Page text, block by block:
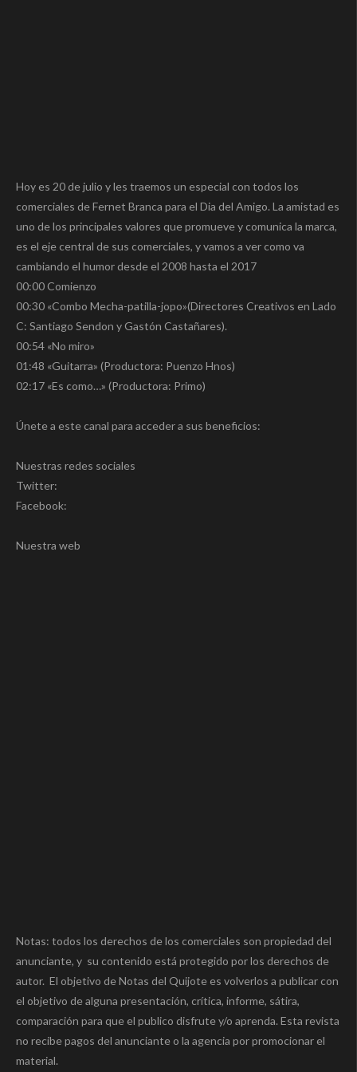
Hoy es 20 de julio y les traemos un especial con todos los
comerciales de Fernet Branca para el Dia del Amigo. La amistad es
uno de los principales valores que promueve y comunica la marca,
es el eje central de sus comerciales, y vamos a ver como va
cambiando el humor desde el 2008 hasta el 2017
00:00 Comienzo
00:30 «Combo Mecha-patilla-jopo»(Directores Creativos en Lado
C: Santiago Sendon y Gastón Castañares).
00:54 «No miro»
01:48 «Guitarra» (Productora: Puenzo Hnos)
02:17 «Es como…» (Productora: Primo)
Únete a este canal para acceder a sus beneficios:
Nuestras redes sociales
Twitter:
Facebook:
Nuestra web
Notas: todos los derechos de los comerciales son propiedad del
anunciante, y su contenido está protegido por los derechos de
autor. El objetivo de Notas del Quijote es volverlos a publicar con
el objetivo de alguna presentación, crítica, informe, sátira,
comparación para que el publico disfrute y/o aprenda. Esta revista
no recibe pagos del anunciante o la agencia por promocionar el
material.